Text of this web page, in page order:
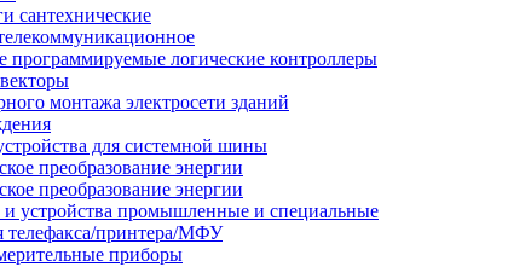
сантехнические
логические контроллеры
монтажа электросети зданий
для системной шины
преобразование энергии
преобразование энергии
и устройства промышленные и специальные
телефакса/принтера/МФУ
приборы